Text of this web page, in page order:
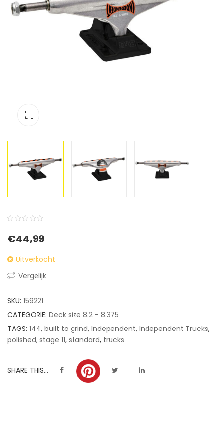
out
on
ratings
€44,99
Uitverkocht
Vergelijk
SKU: 159221
CATEGORIE: Deck size 8.2 - 8.375
TAGS: 144, built to grind, Independent, Independent Trucks,
polished, stage 11, standard, trucks
SHARE THIS...